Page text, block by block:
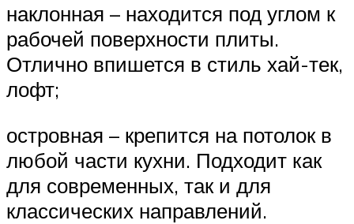
наклонная – находится под углом к
рабочей поверхности плиты.
Отлично впишется в стиль хай-тек,
лофт;
островная – крепится на потолок в
любой части кухни. Подходит как
для современных, так и для
классических направлений.